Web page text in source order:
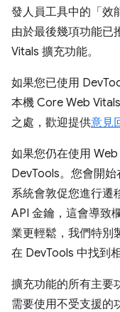
發人員工具中的「效
由於最後幾項功能已
Vitals 擴充功能。
如果您已使用
本機 Core Web
之處，歡迎提供意見
如果您仍在使用
DevTools。您會開始
系統會敦促您進行遷
API 金鑰，這會導致
業更輕鬆，我們特別
在 DevTools 中找到
擴充功能的所有主要
需要使用不受支援的